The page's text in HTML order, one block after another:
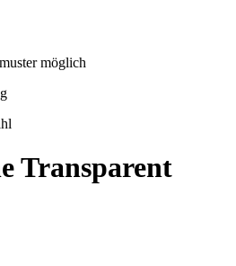
möglich
Transparent